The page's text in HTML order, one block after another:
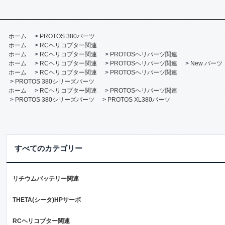
ホーム > PROTOS 380パーツ
ホーム
> RCヘリコプター関連
ホーム
> RCヘリコプター関連 > PROTOSヘリパーツ関連
ホーム
> RCヘリコプター関連 > PROTOSヘリパーツ関連 > New パーツ
ホーム
> RCヘリコプター関連 > PROTOSヘリパーツ関連
> PROTOS 380シリーズパーツ
ホーム
> RCヘリコプター関連 > PROTOSヘリパーツ関連
> PROTOS 380シリーズパーツ > PROTOS XL380パーツ
すべてのカテゴリー
リチウムバッテリー関連
THETA(シータ)HPサーボ
RCヘリコプター関連